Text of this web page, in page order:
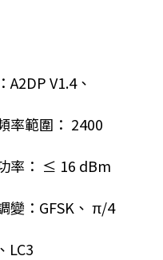
V1.4、
率範圍： 2400
率： ≤ 16 dBm
變：GFSK、 π/4
LC3